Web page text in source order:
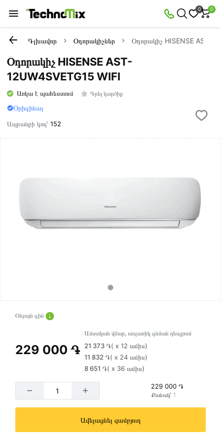
0 0
Գլխավոր Օդորակիչներ Օդորակիչ HISENSE AST-
Օդորակիչ HISENSE AST-
12UW4SVETG15 WIFI
Առկա է պահեստում Գրել կարծիք
Օրիգինալ
Ապրանքի կոդ՝152
Օնլայն գին
229 000 ֏
Ամսական վճար, ապառիկ գնման դեպքում
21 373 ֏( x 12 ամիս)
11 832 ֏( x 24 ամիս)
8 651 ֏( x 36 ամիս)
229 000 ֏
Քանակ՝ 1
Ավելացնել զամբյուղ